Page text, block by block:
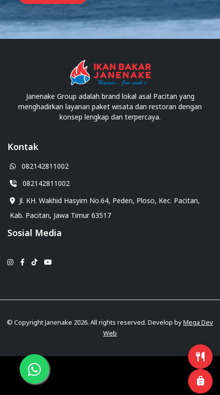
Janenake Group adalah brand lokal asal Pacitan yang
menghadirkan layanan paket wisata dan restoran dengan
konsep lengkap dan terpercaya.
Kontak
082142811002
082142811002
Jl. KH. Wakhid Hasyim No.64, Peden, Ploso, Kec. Pacitan,
Kab. Pacitan, Jawa Timur 63517
Sosial Media
© Copyright Janenake 2026. All rights reserved. Develop byMega Dev
Web